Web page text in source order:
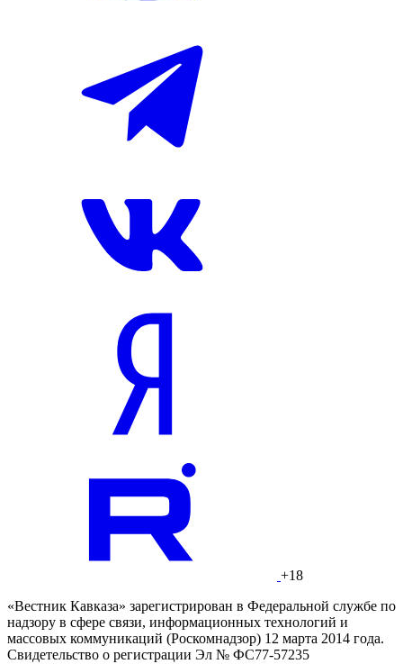
+18
«Вестник Кавказа» зарегистрирован в Федеральной службе по
надзору в сфере связи, информационных технологий и
массовых коммуникаций (Роскомнадзор) 12 марта 2014 года.
Свидетельство о регистрации Эл № ФС77-57235